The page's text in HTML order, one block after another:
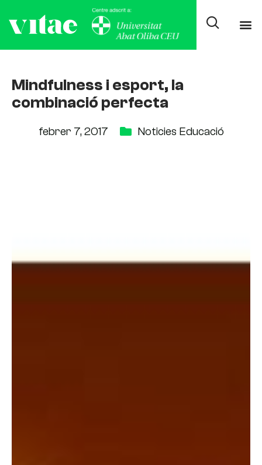
Mindfulness i esport, la
combinació perfecta
febrer 7, 2017 Noticies Educació